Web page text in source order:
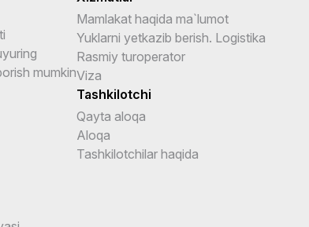
mumkin
Mamlakat haqida ma`lumot
Yuklarni yetkazib berish. Logistika
Rasmiy turoperator
Viza
Tashkilotchi
Qayta aloqa
Aloqa
Tashkilotchilar haqida